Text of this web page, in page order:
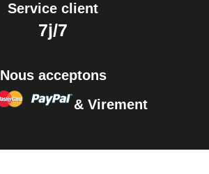
Service client
7j/7
Nous acceptons
& Virement